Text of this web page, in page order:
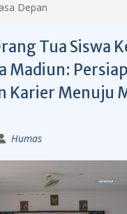
Depan
Tua Siswa
Madiun:
Karier Menuju
Humas